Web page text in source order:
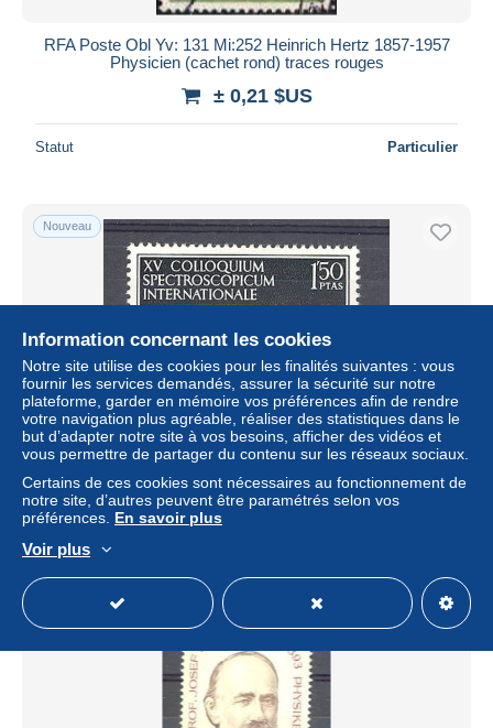
RFA Poste Obl Yv: 131 Mi:252 Heinrich Hertz 1857-1957
Physicien (cachet rond) traces rouges
± 0,21 $US
Statut Particulier
Nouveau
Spain 1969 Mi 1812 MNH (ZE1 SPN1812)
± 0,68 $US
Statut
Information concernant les cookies
Notre site utilise des cookies pour les finalités suivantes : vous
fournir les services demandés, assurer la sécurité sur notre
plateforme, garder en mémoire vos préférences afin de rendre
votre navigation plus agréable, réaliser des statistiques dans le
but d’adapter notre site à vos besoins, afficher des vidéos et
vous permettre de partager du contenu sur les réseaux sociaux.
Certains de ces cookies sont nécessaires au fonctionnement de
notre site, d’autres peuvent être paramétrés selon vos
préférences. En savoir plus
Voir plus